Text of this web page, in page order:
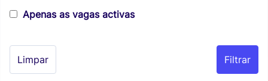
Apenas as vagas activas
Limpar